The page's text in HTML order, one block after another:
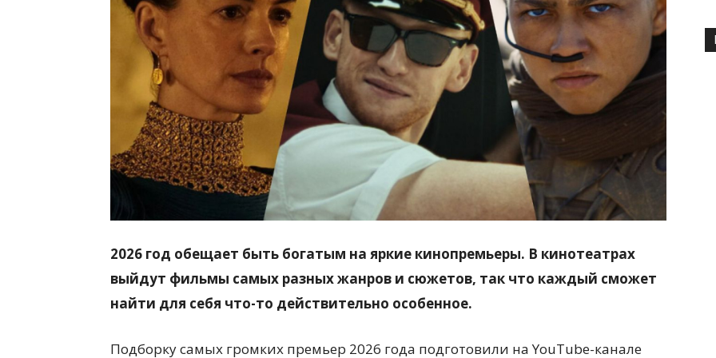
всем
2026 год обещает быть богатым на яркие кинопремьеры. В кинотеатрах
выйдут фильмы самых разных жанров и сюжетов, так что каждый сможет
найти для себя что-то действительно особенное.
Подборку самых громких премьер 2026 года подготовили на YouTube-канале